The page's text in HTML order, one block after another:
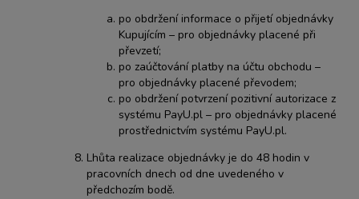
po obdržení informace o přijetí objednávky
Kupujícím – pro objednávky placené při
převzetí;
po zaúčtování platby na účtu obchodu –
pro objednávky placené převodem;
po obdržení potvrzení pozitivní autorizace z
systému PayU.pl – pro objednávky placené
prostřednictvím systému PayU.pl.
Lhůta realizace objednávky je do 48 hodin v
pracovních dnech od dne uvedeného v
předchozím bodě.